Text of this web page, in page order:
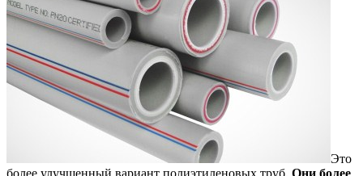
Это
более улучшенный вариант полиэтиленовых труб. Они более